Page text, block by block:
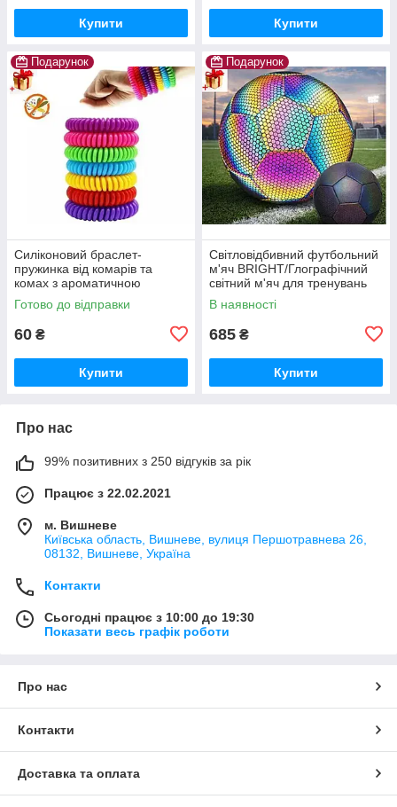
Купити Купити
Подарунок
Силіконовий браслет-
пружинка від комарів та
комах з ароматичною
капсулою
Готово до відправки
60 ₴
Купити
Подарунок
Світловідбивний футбольний
м'яч BRIGHT/Глографічний
світний м'яч для тренувань
В наявності
685 ₴
Купити
Про нас
99% позитивних з 250 відгуків за рік
Працює з 22.02.2021
м. Вишневе
Київська область, Вишневе, вулиця Першотравнева 26,
08132, Вишневе, Україна
Контакти
Сьогодні працює з 10:00 до 19:30
Показати весь графік роботи
Про нас
Контакти
Доставка та оплата